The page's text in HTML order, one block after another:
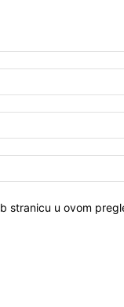
stranicu u ovom